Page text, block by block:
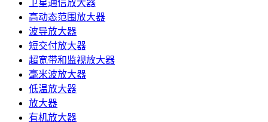
卫星通信放大器
高动态范围放大器
波导放大器
短交付放大器
超宽带和监视放大器
毫米波放大器
低温放大器
放大器
有机放大器